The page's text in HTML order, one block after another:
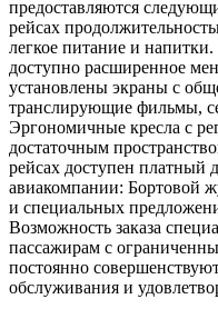
предоставляются
рейсах
легкое питание и
доступно расширенное
установлены экраны с
транслирующие фильмы,
Эргономичные кресла с
достаточным
рейсах доступен платный
авиакомпании: Бортовой
и специальных
Возможность заказа
пассажирам с
постоянно
обслуживания и